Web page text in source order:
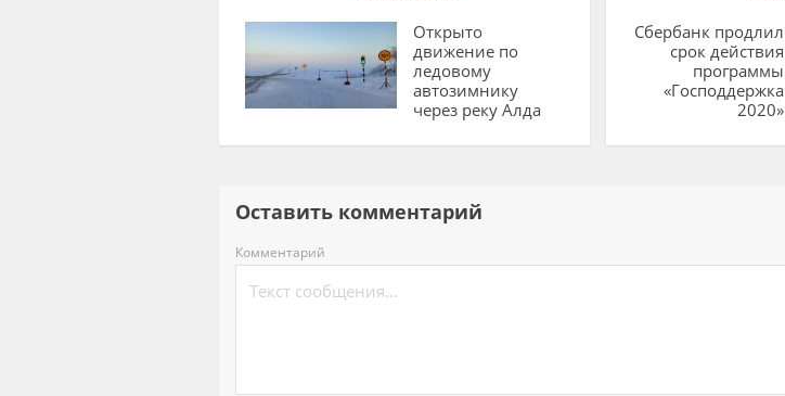
Открыто
движение по
ледовому
автозимнику
через реку Алда
Сбербанк продлил
срок действия
программы
«Господдержка
2020»
Оставить комментарий
Комментарий